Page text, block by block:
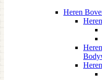
Heren